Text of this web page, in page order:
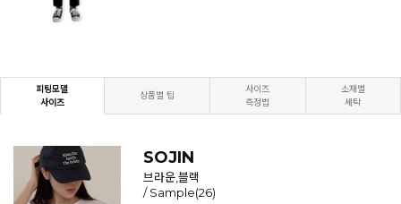
피팅모델
사이즈
상품별 팁
사이즈
측정법
소재별
세탁
SOJIN
브라운,블랙
/ Sample(26)